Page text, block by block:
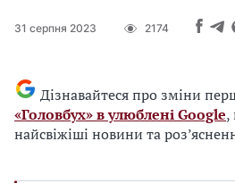
31 серпня 2023 2174
Дізнавайтеся про зміни
«Головбух» в улюблені Google,
найсвіжіші новини та